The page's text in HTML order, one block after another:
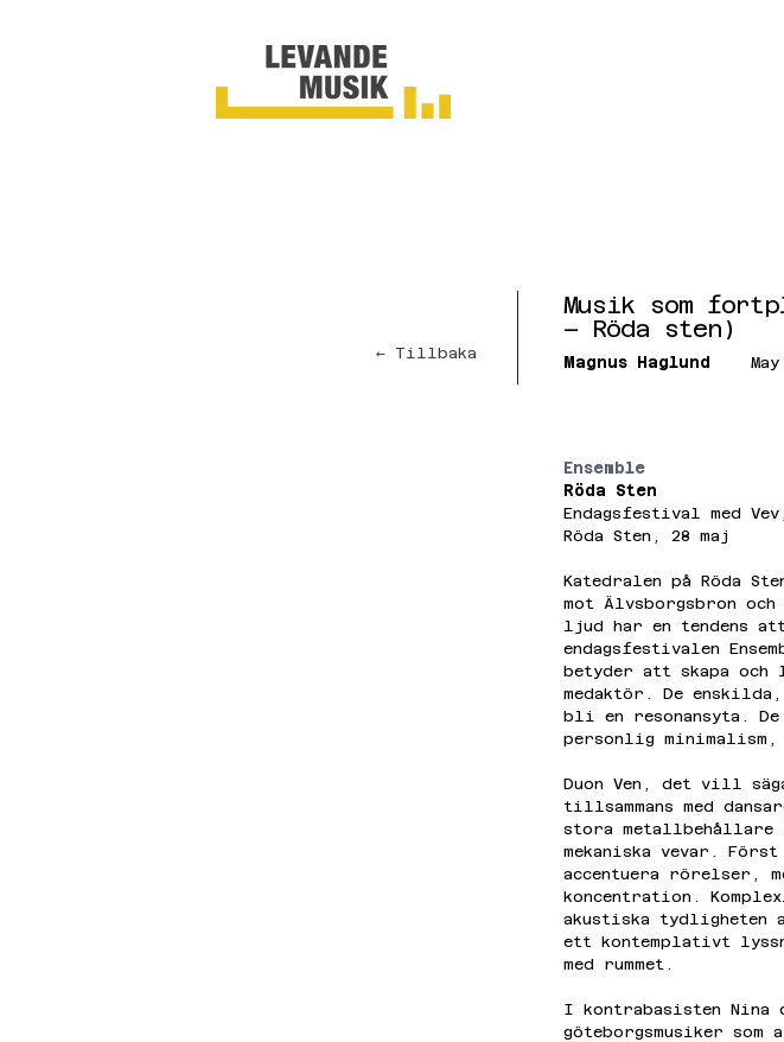
← Tillbaka
Musik som
– Röda sten)
Magnus Haglund
Ensemble
Röda Sten
Endagsfestival med
Röda Sten, 28 maj
Katedralen på Röda
mot Älvsborgsbron
ljud har en tendens
endagsfestivalen
betyder att skapa
medaktör. De
bli en resonansyta.
personlig
Duon Ven, det vill
tillsammans med
stora
mekaniska vevar.
accentuera rörelser,
koncentration.
akustiska
ett kontemplativt
med rummet.
I kontrabasisten Nina
göteborgsmusiker